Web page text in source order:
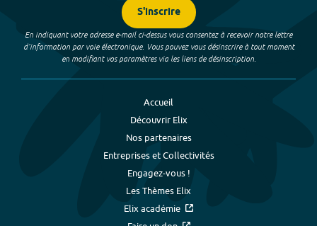
S'inscrire
En indiquant votre adresse e-mail ci-dessus vous consentez à recevoir notre lettre
d’information par voie électronique. Vous pouvez vous désinscrire à tout moment
en modifiant vos paramètres via les liens de désinscription.
Accueil
Découvrir Elix
Nos partenaires
Entreprises et Collectivités
Engagez-vous !
Les Thèmes Elix
Elix académie